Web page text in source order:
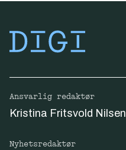
Ansvarlig redaktør
Kristina Fritsvold Nilsen
Nyhetsredaktør